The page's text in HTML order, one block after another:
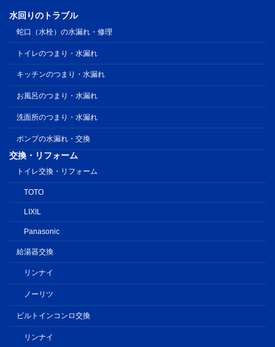
水回りのトラブル
蛇口（水栓）の水漏れ・修理
トイレのつまり・水漏れ
キッチンのつまり・水漏れ
お風呂のつまり・水漏れ
洗面所のつまり・水漏れ
ポンプの水漏れ・交換
交換・リフォーム
トイレ交換・リフォーム
TOTO
LIXIL
Panasonic
給湯器交換
リンナイ
ノーリツ
ビルトインコンロ交換
リンナイ